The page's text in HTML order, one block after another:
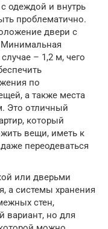
одеждой и внутрь
проблематично.
двери с
Минимальная
– 1,2 м, чего
по
а также места
Это отличный
который
вещи, иметь к
переодеваться
или дверьми
а системы хранения
стен,
вариант, но для